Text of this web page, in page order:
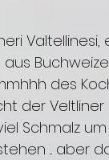
Valtellinesi,
des
der Veltliner
Schmalz
... aber